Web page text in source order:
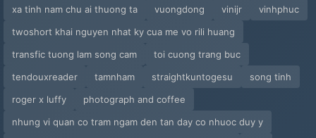
xa tinh nam chu ai thuong ta vuongdong vinijr
vinhphuc
twoshort khai nguyen nhat ky cua me vo rili huang
transfic tuong lam song cam
toi cuong trang buc
tendouxreader
tamnham straightkuntogesu
song tinh
roger x luffy
photograph and coffee
nhung vi quan co tram ngam den tan day co nhuoc duy y